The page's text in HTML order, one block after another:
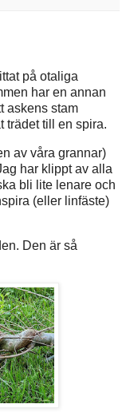
på otaliga
har en annan
askens stam
trädet till en spira.
av våra grannar)
har klippt av alla
bli lite lenare och
(eller linfäste)
Den är så